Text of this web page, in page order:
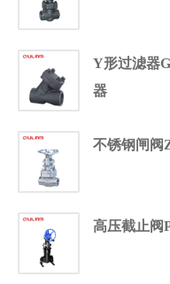
Y形过滤器
器
不锈钢闸阀
高压截止阀